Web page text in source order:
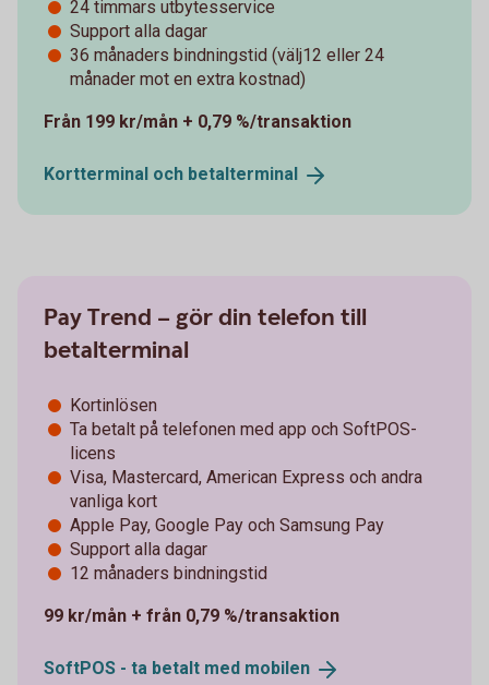
24 timmars utbytesservice
Support alla dagar
36 månaders bindningstid (välj12 eller 24
månader mot en extra kostnad)
Från 199 kr/mån + 0,79 %/transaktion
Kortterminal och betalterminal
Pay Trend – gör din telefon till
betalterminal
Kortinlösen
Ta betalt på telefonen med app och SoftPOS-
licens
Visa, Mastercard, American Express och andra
vanliga kort
Apple Pay, Google Pay och Samsung Pay
Support alla dagar
12 månaders bindningstid
99 kr/mån + från 0,79 %/transaktion
SoftPOS - ta betalt med mobilen